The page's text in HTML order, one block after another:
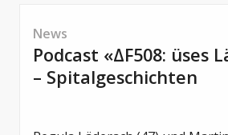
Therapieansätzen und neuen
bakterielle Infektionen.
News
Podcast «ΔF508: üses
– Spitalgeschichten